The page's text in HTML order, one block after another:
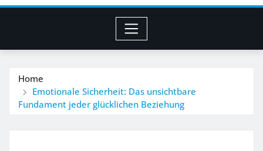
Home
Emotionale Sicherheit: Das unsichtbare
Fundament jeder glücklichen Beziehung